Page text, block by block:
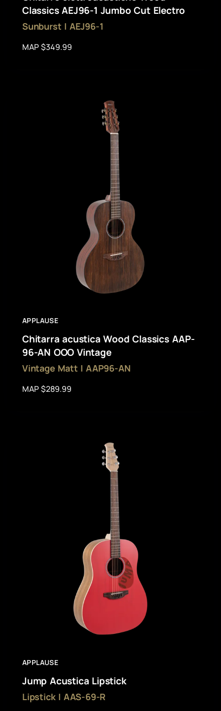
Classics AEJ96-1 Jumbo Cut Electro
Sunburst | AEJ96-1
MAP $349.99
APPLAUSE
Chitarra acustica Wood Classics AAP-
96-AN OOO Vintage
Vintage Matt | AAP96-AN
MAP $289.99
APPLAUSE
Jump Acustica Lipstick
Lipstick | AAS-69-R